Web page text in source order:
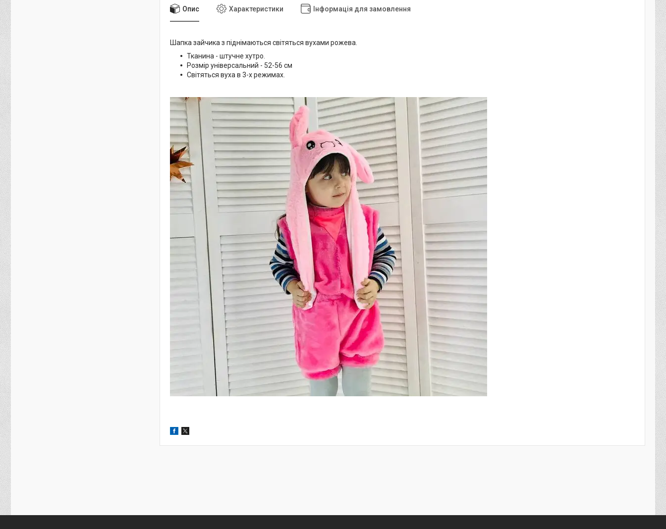
Опис Характеристики Інформація для замовлення
Шапка зайчика з піднімаються світяться вухами рожева.
Тканина - штучне хутро.
Розмір універсальний - 52-56 см
Світяться вуха в 3-х режимах.